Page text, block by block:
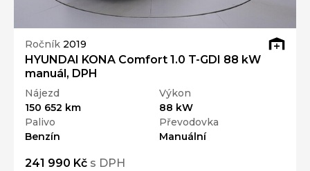
Ročník 2019
HYUNDAI KONA Comfort 1.0 T-GDI 88 kW
manuál, DPH
Nájezd
150 652 km
Výkon
88 kW
Palivo
Benzín
Převodovka
Manuální
241 990 Kč s DPH